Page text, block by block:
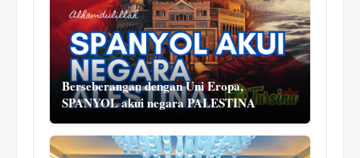
Berseberangan dengan Uni Eropa,
SPANYOL akui negara PALESTINA